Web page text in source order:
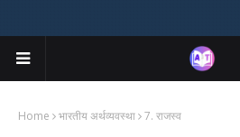
Home भारतीय अर्थव्यवस्था 7. राजस्व